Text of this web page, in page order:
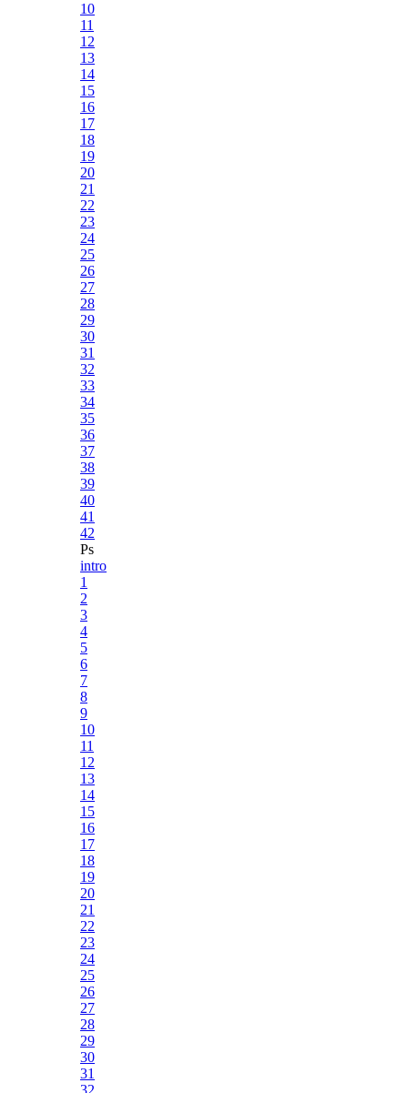
10
11
12
13
14
15
16
17
18
19
20
21
22
23
24
25
26
27
28
29
30
31
32
33
34
35
36
37
38
39
40
41
42
Ps
intro
1
2
3
4
5
6
7
8
9
10
11
12
13
14
15
16
17
18
19
20
21
22
23
24
25
26
27
28
29
30
31
32